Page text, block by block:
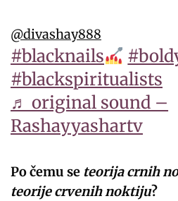
@divashay888
#blacknails
#blackspiritualists
♬ original sound –
Rashayyashartv
Po čemu se teorija crnih
teorije crvenih noktiju?